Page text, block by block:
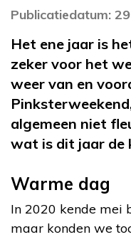
Publicatiedatum:
Het ene jaar is
zeker voor het
weer van en
algemeen niet
wat is dit jaar de
Warme dag
In 2020 kende mei
maar konden we